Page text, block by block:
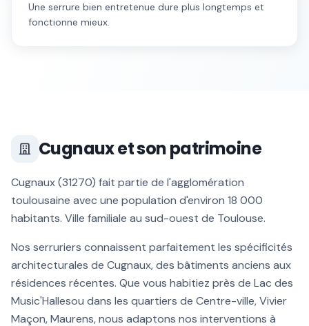
Une serrure bien entretenue dure plus longtemps et
fonctionne mieux.
Cugnauxet son patrimoine
Cugnaux(31270) fait partie de l'agglomération
toulousaine avec une population d'environ 18 000
habitants. Ville familiale au sud-ouest de Toulouse.
Nos serruriers connaissent parfaitement les spécificités
architecturales de Cugnaux, des bâtiments anciens aux
résidences récentes. Que vous habitiez près de Lac des
Music'Hallesou dans les quartiers de Centre-ville, Vivier
Maçon, Maurens, nous adaptons nos interventions à